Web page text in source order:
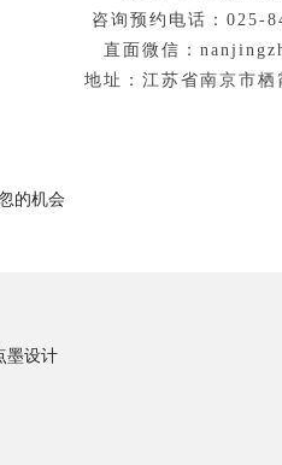
咨询预约电话：
直面微信：
地址：江苏省南京市
的机会
墨设计